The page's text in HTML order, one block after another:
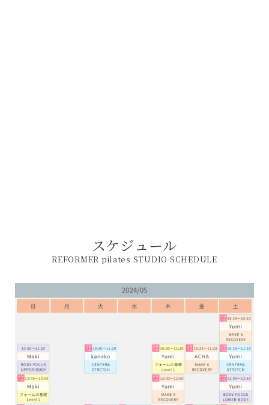
スケジュール
REFORMER pilates STUDIO SCHEDULE